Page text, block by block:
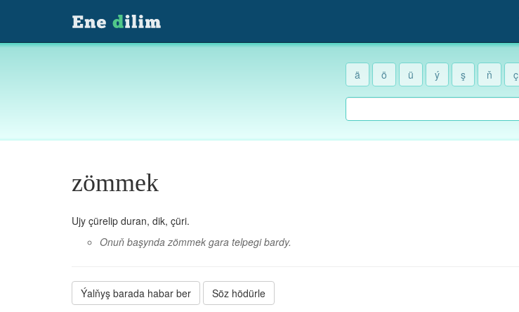
ä ö ü ý ş ň ç
zömmek
Ujy çürelip duran, dik, çüri.
Onuň başynda zömmek gara telpegi bardy.
Ýalňyş barada habar ber Söz hödürle